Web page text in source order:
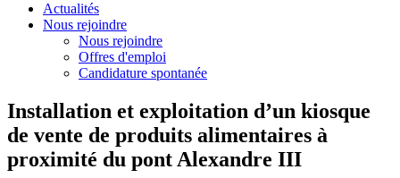
Actualités
Nous rejoindre
Nous rejoindre
Offres d'emploi
Candidature spontanée
Installation et exploitation d’un kiosque
de vente de produits alimentaires à
proximité du pont Alexandre III